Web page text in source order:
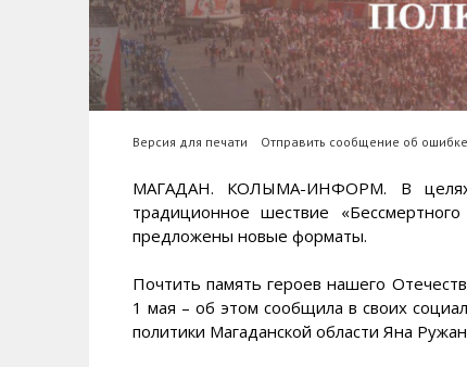
Версия для печати Отправить сообщение об ошибке
МАГАДАН. КОЛЫМА-ИНФОРМ. В целях
традиционное шествие
предложены новые форматы.
Почтить память героев нашего
1 мая – об этом сообщила в своих
политики Магаданской области Яна